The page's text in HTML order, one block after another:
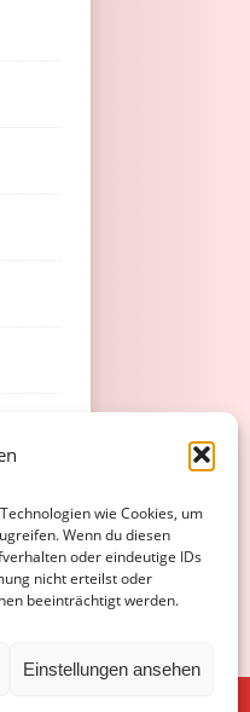
wie Cookies, um
Wenn du diesen
oder eindeutige IDs
nicht erteilst oder
beeinträchtigt werden.
Einstellungen ansehen